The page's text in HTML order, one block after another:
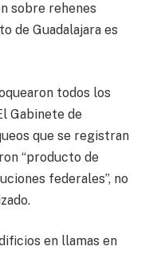
sobre rehenes
de Guadalajara es
todos los
Gabinete de
que se registran
“producto de
federales”, no
en llamas en